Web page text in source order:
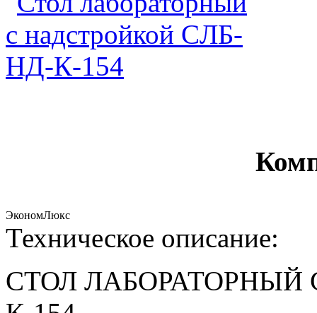
ЭкономЛюкс
Техническое описание:
СТОЛ ЛАБОРАТОРНЫЙ